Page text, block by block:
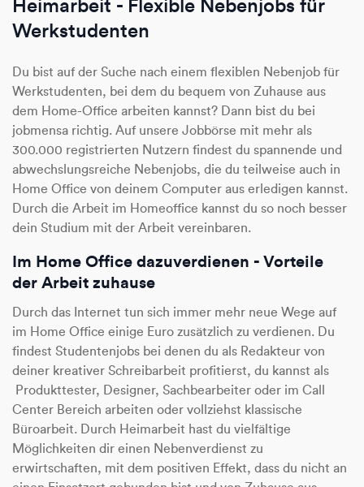
Heimarbeit - Flexible Nebenjobs für
Werkstudenten
Du bist auf der Suche nach einem flexiblen Nebenjob für
Werkstudenten, bei dem du bequem von Zuhause aus
dem Home-Office arbeiten kannst? Dann bist du bei
jobmensa richtig. Auf unsere Jobbörse mit mehr als
300.000 registrierten Nutzern findest du spannende und
abwechslungsreiche Nebenjobs, die du teilweise auch in
Home Office von deinem Computer aus erledigen kannst.
Durch die Arbeit im Homeoffice kannst du so noch besser
dein Studium mit der Arbeit vereinbaren.
Im Home Office dazuverdienen - Vorteile
der Arbeit zuhause
Durch das Internet tun sich immer mehr neue Wege auf
im Home Office einige Euro zusätzlich zu verdienen. Du
findest Studentenjobs bei denen du als Redakteur von
deiner kreativer Schreibarbeit profitierst, du kannst als
Produkttester, Designer, Sachbearbeiter oder im Call
Center Bereich arbeiten oder vollziehst klassische
Büroarbeit. Durch Heimarbeit hast du vielfältige
Möglichkeiten dir einen Nebenverdienst zu
erwirtschaften, mit dem positiven Effekt, dass du nicht an